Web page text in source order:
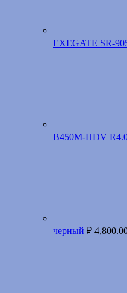
EXEGATE SR-
B450M-HDV
черный ₽